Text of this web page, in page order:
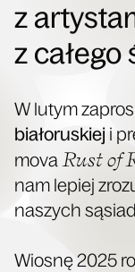
z
z całego
W lutym
bia­ło­ru­skiej i
mo­va Rust of
nam lepiej
naszych
Wio­snę 2025